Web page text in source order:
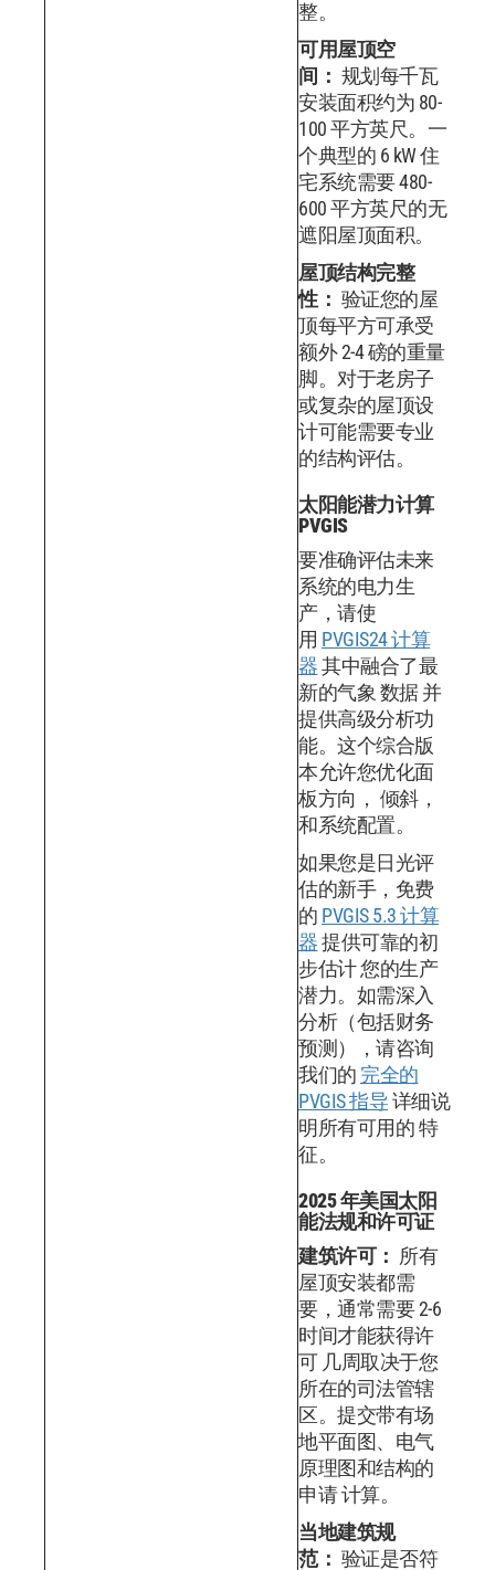
整。
可用屋顶空
间： 规划每千瓦
安装面积约为 80-
100 平方英尺。一
个典型的 6 kW 住
宅系统需要 480-
600 平方英尺的无
遮阳屋顶面积。
屋顶结构完整
性： 验证您的屋
顶每平方可承受
额外 2-4 磅的重量
脚。对于老房子
或复杂的屋顶设
计可能需要专业
的结构评估。
太阳能潜力计算
PVGIS
要准确评估未来
系统的电力生
产，请使
用 PVGIS24 计算
器其中融合了最
新的气象 数据 并
提供高级分析功
能。这个综合版
本允许您优化面
板方向， 倾斜，
和系统配置。
如果您是日光评
估的新手，免费
的 PVGIS 5.3 计算
器提供可靠的初
步估计 您的生产
潜力。如需深入
分析（包括财务
预测），请咨询
我们的 完全的
PVGIS 指导详细说
明所有可用的 特
征。
2025 年美国太阳
能法规和许可证
建筑许可： 所有
屋顶安装都需
要，通常需要 2-6
时间才能获得许
可 几周取决于您
所在的司法管辖
区。提交带有场
地平面图、电气
原理图和结构的
申请 计算。
当地建筑规
范： 验证是否符